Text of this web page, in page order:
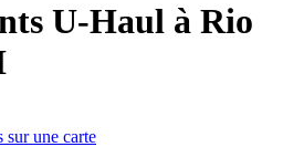
U-Haul à Rio
sur une carte